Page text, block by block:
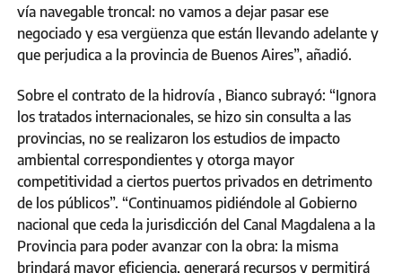
vía navegable troncal: no vamos a dejar pasar ese
negociado y esa vergüenza que están llevando adelante y
que perjudica a la provincia de Buenos Aires”, añadió.
Sobre el contrato de la hidrovía , Bianco subrayó: “Ignora
los tratados internacionales, se hizo sin consulta a las
provincias, no se realizaron los estudios de impacto
ambiental correspondientes y otorga mayor
competitividad a ciertos puertos privados en detrimento
de los públicos”. “Continuamos pidiéndole al Gobierno
nacional que ceda la jurisdicción del Canal Magdalena a la
Provincia para poder avanzar con la obra: la misma
brindará mayor eficiencia, generará recursos y permitirá